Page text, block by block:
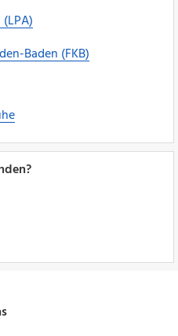
Baden (FKB)